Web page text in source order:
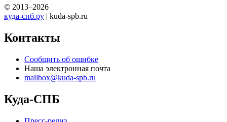
© 2013–2026
куда-спб.ру | kuda-spb.ru
Контакты
Сообщить об ошибке
Наша электронная почта
mailbox@kuda-spb.ru
Куда-СПБ